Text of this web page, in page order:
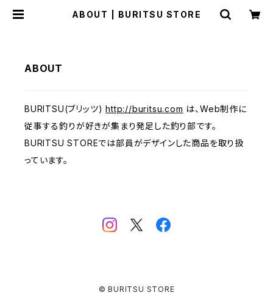
ABOUT | BURITSU STORE
ABOUT
BURITSU(ブリッツ)http://buritsu.com は、Web制作に
従事する釣りが好きが集まり発足した釣り部です。
BURITSU STOREでは部員がデザインした商品を取り扱
っています。
© BURITSU STORE